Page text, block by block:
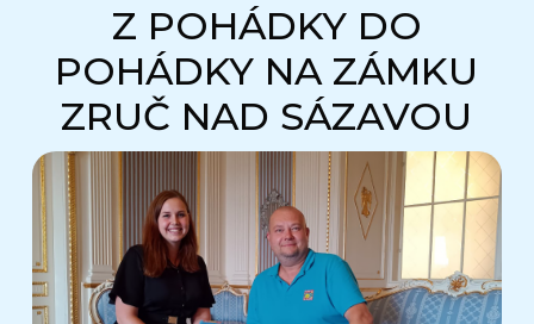
Z POHÁDKY DO
POHÁDKY NA ZÁMKU
ZRUČ NAD SÁZAVOU